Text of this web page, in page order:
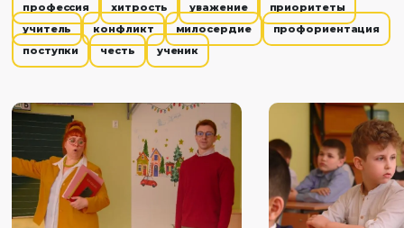
не сдаёт мальчика, а лишь дружески хлопает по плечу.
Столкнувшись после с Денисом Ивановичем, его
собственным бывшим классным руководителем, Юрий
педагогике. Но эта встреча разрушает его иллюзии.
профессия хитрость уважение
приоритеты
учитель
конфликт милосердие
профориентация
поступки
честь ученик